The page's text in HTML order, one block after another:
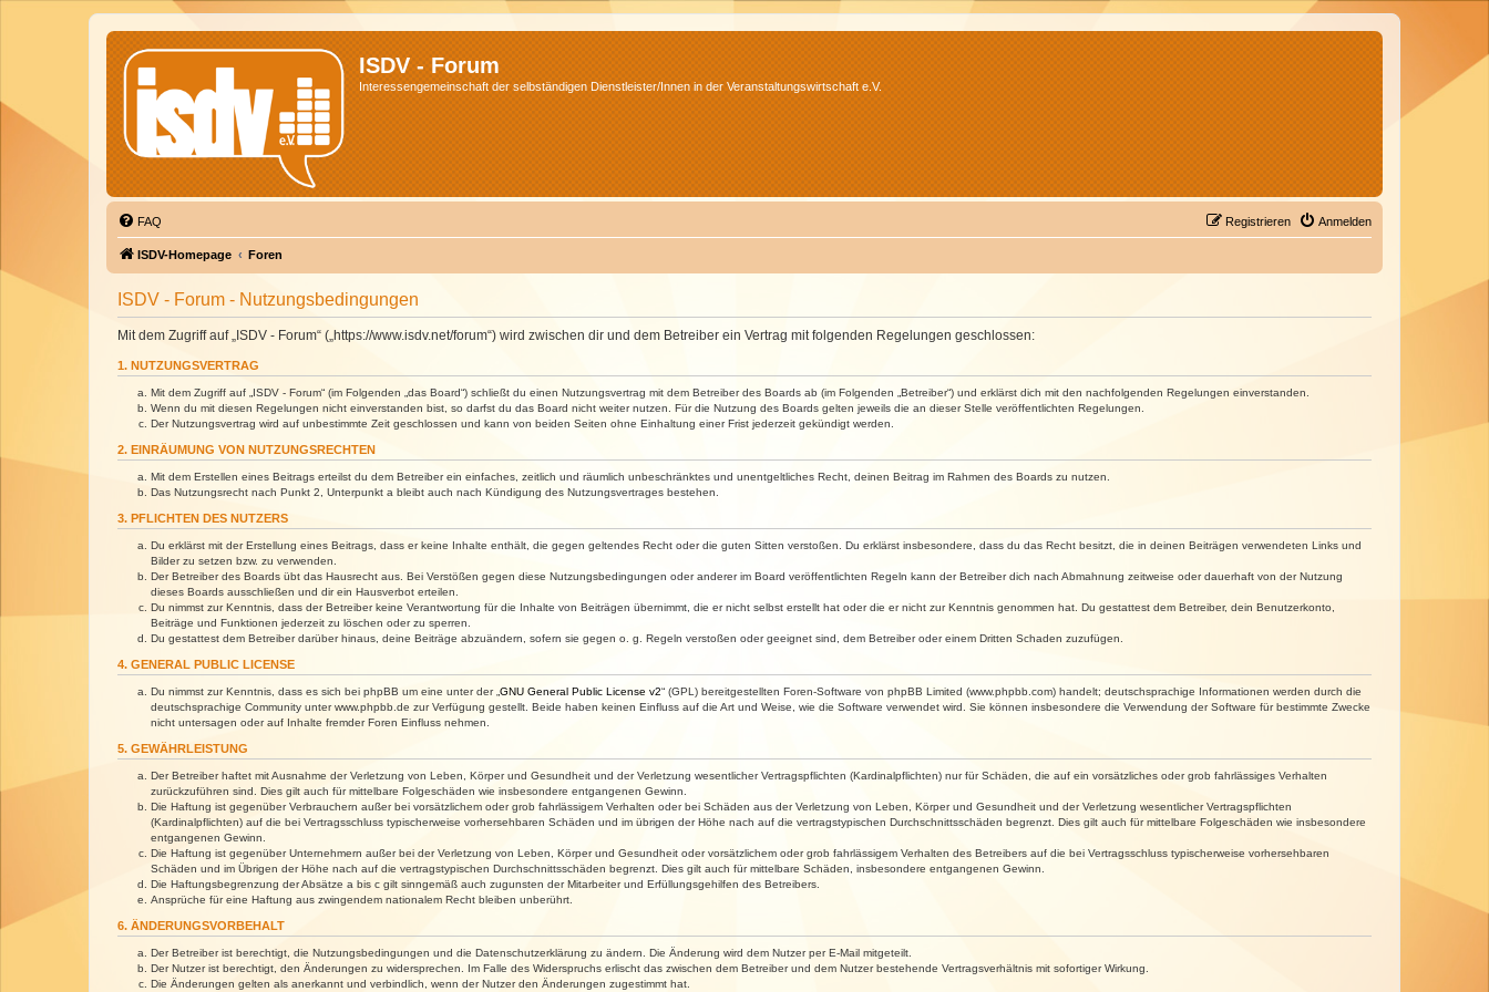
ISDV - Forum
Interessengemeinschaft der selbständigen Dienstleister/Innen in der Veranstaltungswirtschaft e.V.
FAQ Anmelden
Registrieren
ISDV-Homepage Foren
ISDV - Forum - Nutzungsbedingungen
Mit dem Zugriff auf „ISDV - Forum“ („https://www.isdv.net/forum“) wird zwischen dir und dem Betreiber ein Vertrag mit folgenden Regelungen geschlossen:
1. NUTZUNGSVERTRAG
Mit dem Zugriff auf „ISDV - Forum“ (im Folgenden „das Board“) schließt du einen Nutzungsvertrag mit dem Betreiber des Boards ab (im Folgenden „Betreiber“) und erklärst dich mit den nachfolgenden Regelungen einverstanden.
Wenn du mit diesen Regelungen nicht einverstanden bist, so darfst du das Board nicht weiter nutzen. Für die Nutzung des Boards gelten jeweils die an dieser Stelle veröffentlichten Regelungen.
Der Nutzungsvertrag wird auf unbestimmte Zeit geschlossen und kann von beiden Seiten ohne Einhaltung einer Frist jederzeit gekündigt werden.
2. EINRÄUMUNG VON NUTZUNGSRECHTEN
Mit dem Erstellen eines Beitrags erteilst du dem Betreiber ein einfaches, zeitlich und räumlich unbeschränktes und unentgeltliches Recht, deinen Beitrag im Rahmen des Boards zu nutzen.
Das Nutzungsrecht nach Punkt 2, Unterpunkt a bleibt auch nach Kündigung des Nutzungsvertrages bestehen.
3. PFLICHTEN DES NUTZERS
Du erklärst mit der Erstellung eines Beitrags, dass er keine Inhalte enthält, die gegen geltendes Recht oder die guten Sitten verstoßen. Du erklärst insbesondere, dass du das Recht besitzt, die in deinen Beiträgen verwendeten Links und
Bilder zu setzen bzw. zu verwenden.
Der Betreiber des Boards übt das Hausrecht aus. Bei Verstößen gegen diese Nutzungsbedingungen oder anderer im Board veröffentlichten Regeln kann der Betreiber dich nach Abmahnung zeitweise oder dauerhaft von der Nutzung
dieses Boards ausschließen und dir ein Hausverbot erteilen.
Du nimmst zur Kenntnis, dass der Betreiber keine Verantwortung für die Inhalte von Beiträgen übernimmt, die er nicht selbst erstellt hat oder die er nicht zur Kenntnis genommen hat. Du gestattest dem Betreiber, dein Benutzerkonto,
Beiträge und Funktionen jederzeit zu löschen oder zu sperren.
Du gestattest dem Betreiber darüber hinaus, deine Beiträge abzuändern, sofern sie gegen o. g. Regeln verstoßen oder geeignet sind, dem Betreiber oder einem Dritten Schaden zuzufügen.
4. GENERAL PUBLIC LICENSE
Du nimmst zur Kenntnis, dass es sich bei phpBB um eine unter der „ GNU General Public License v2“ (GPL) bereitgestellten Foren-Software von phpBB Limited (www.phpbb.com) handelt; deutschsprachige Informationen werden durch die
deutschsprachige Community unter www.phpbb.de zur Verfügung gestellt. Beide haben keinen Einfluss auf die Art und Weise, wie die Software verwendet wird. Sie können insbesondere die Verwendung der Software für bestimmte Zwecke
nicht untersagen oder auf Inhalte fremder Foren Einfluss nehmen.
5. GEWÄHRLEISTUNG
Der Betreiber haftet mit Ausnahme der Verletzung von Leben, Körper und Gesundheit und der Verletzung wesentlicher Vertragspflichten (Kardinalpflichten) nur für Schäden, die auf ein vorsätzliches oder grob fahrlässiges Verhalten
zurückzuführen sind. Dies gilt auch für mittelbare Folgeschäden wie insbesondere entgangenen Gewinn.
Die Haftung ist gegenüber Verbrauchern außer bei vorsätzlichem oder grob fahrlässigem Verhalten oder bei Schäden aus der Verletzung von Leben, Körper und Gesundheit und der Verletzung wesentlicher Vertragspflichten
(Kardinalpflichten) auf die bei Vertragsschluss typischerweise vorhersehbaren Schäden und im übrigen der Höhe nach auf die vertragstypischen Durchschnittsschäden begrenzt. Dies gilt auch für mittelbare Folgeschäden wie insbesondere
entgangenen Gewinn.
Die Haftung ist gegenüber Unternehmern außer bei der Verletzung von Leben, Körper und Gesundheit oder vorsätzlichem oder grob fahrlässigem Verhalten des Betreibers auf die bei Vertragsschluss typischerweise vorhersehbaren
Schäden und im Übrigen der Höhe nach auf die vertragstypischen Durchschnittsschäden begrenzt. Dies gilt auch für mittelbare Schäden, insbesondere entgangenen Gewinn.
Die Haftungsbegrenzung der Absätze a bis c gilt sinngemäß auch zugunsten der Mitarbeiter und Erfüllungsgehilfen des Betreibers.
Ansprüche für eine Haftung aus zwingendem nationalem Recht bleiben unberührt.
6. ÄNDERUNGSVORBEHALT
Der Betreiber ist berechtigt, die Nutzungsbedingungen und die Datenschutzerklärung zu ändern. Die Änderung wird dem Nutzer per E-Mail mitgeteilt.
Der Nutzer ist berechtigt, den Änderungen zu widersprechen. Im Falle des Widerspruchs erlischt das zwischen dem Betreiber und dem Nutzer bestehende Vertragsverhältnis mit sofortiger Wirkung.
Die Änderungen gelten als anerkannt und verbindlich, wenn der Nutzer den Änderungen zugestimmt hat.